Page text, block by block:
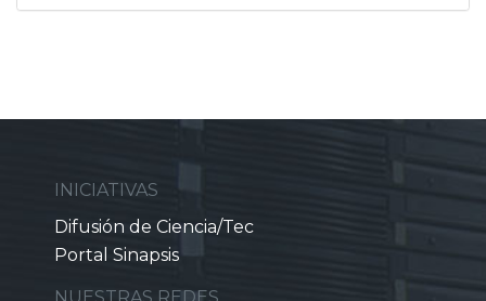
INICIATIVAS
Difusión de Ciencia/Tec
Portal Sinapsis